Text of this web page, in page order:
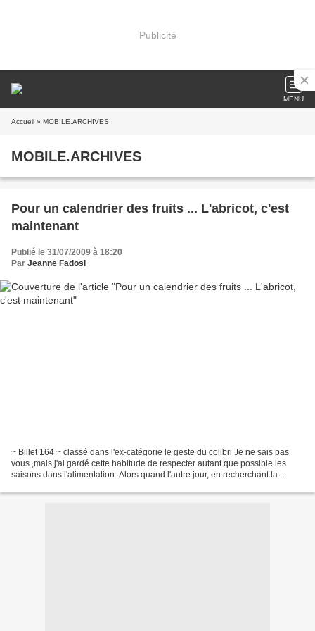
Publicité
MENU
Accueil » MOBILE.ARCHIVES
MOBILE.ARCHIVES
Pour un calendrier des fruits ... L'abricot, c'est
maintenant
Publié le 31/07/2009 à 18:20
Par Jeanne Fadosi
~ Billet 164 ~ classé dans l'ex-catégorie le geste du colibri Je ne sais pas
vous ,mais j'ai gardé cette habitude de respecter autant que possible les
saisons dans l'alimentation. Alors quand l'autre jour, en recherchant la